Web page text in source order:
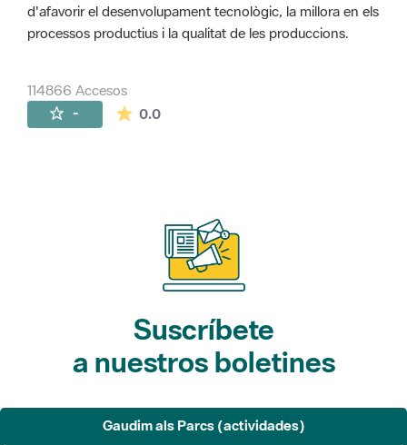
d'afavorir el desenvolupament tecnològic, la millora en els
processos productius i la qualitat de les produccions.
114866 Accesos
- 0.0La valoración media es de 0 estrellas de
Suscríbete
a nuestros boletines
Gaudim als Parcs (actividades)